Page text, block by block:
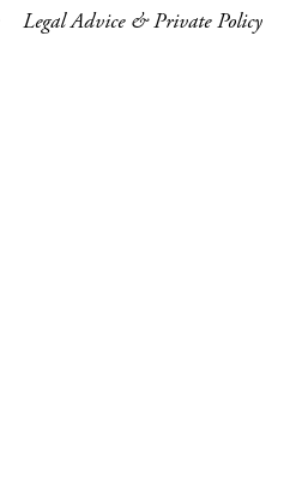
Legal Advice & Private Policy